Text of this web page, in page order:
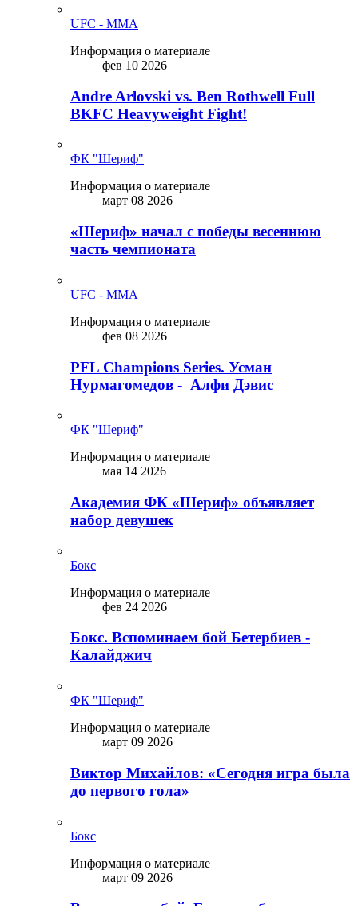
UFC - MMA
Информация о материале
фев 10 2026
Andre Arlovski vs. Ben Rothwell Full
BKFC Heavyweight Fight!
ФК "Шериф"
Информация о материале
март 08 2026
«Шериф» начал с победы весеннюю
часть чемпионата
UFC - MMA
Информация о материале
фев 08 2026
PFL Champions Series. Усман
Нурмагомедов - Алфи Дэвис
ФК "Шериф"
Информация о материале
мая 14 2026
Академия ФК «Шериф» объявляет
набор девушек
Бокс
Информация о материале
фев 24 2026
Бокс. Вспоминаем бой Бетербиев -
Калайджич
ФК "Шериф"
Информация о материале
март 09 2026
Виктор Михайлов: «Сегодня игра была
до первого гола»
Бокс
Информация о материале
март 09 2026